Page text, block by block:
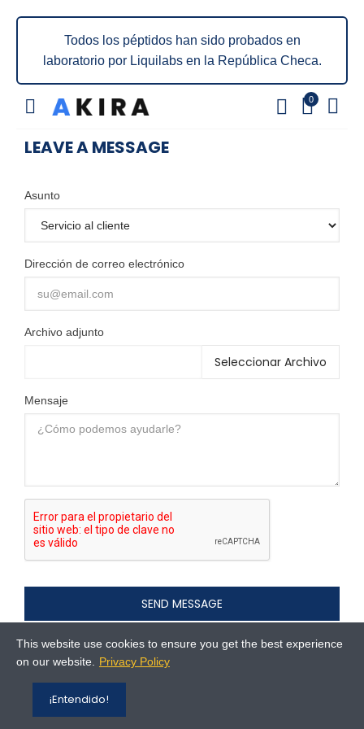
Todos los péptidos han sido probados en
laboratorio por Liquilabs en la República Checa.
0
LEAVE A MESSAGE
Asunto
Dirección de correo electrónico
Archivo adjunto
Seleccionar Archivo
Mensaje
SEND MESSAGE
This website use cookies to ensure you get the best experience
on our website.
Privacy Policy
¡Entendido!